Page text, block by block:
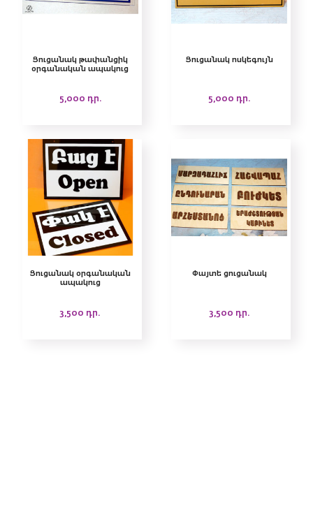
Ցուցանակ թափանցիկ
օրգանական ապակուց
5,000 դր.
Ցուցանակ ոսկեգույն
5,000 դր.
Ցուցանակ օրգանական
ապակուց
3,500 դր.
Փայտե ցուցանակ
3,500 դր.